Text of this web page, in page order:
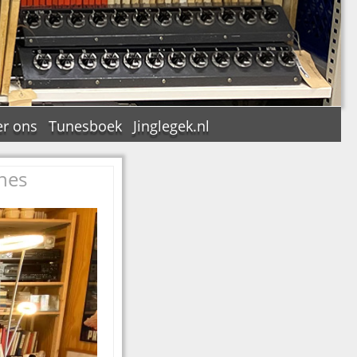
ons Tunesboek Jinglegek.nl